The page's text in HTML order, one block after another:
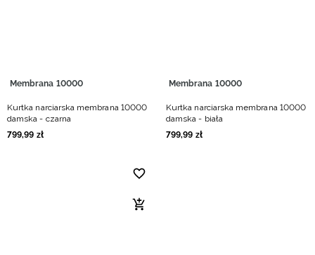
Membrana 10000
Kurtka narciarska membrana 10000
damska - czarna
799,99 zł
Membrana 10000
Kurtka narciarska membrana 10000
damska - biała
799,99 zł